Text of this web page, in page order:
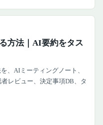
方法｜AI要約をタス
、AIミーティングノート、
レビュー、決定事項DB、タ